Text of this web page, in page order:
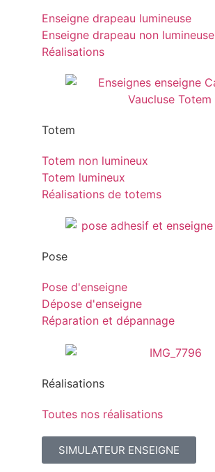
Enseigne drapeau lumineuse
Enseigne drapeau non lumineuse
Réalisations
Totem
Totem non lumineux
Totem lumineux
Réalisations de totems
Pose
Pose d'enseigne
Dépose d'enseigne
Réparation et dépannage
Réalisations
Toutes nos réalisations
SIMULATEUR ENSEIGNE